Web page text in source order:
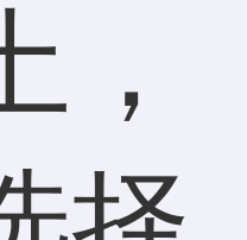
，